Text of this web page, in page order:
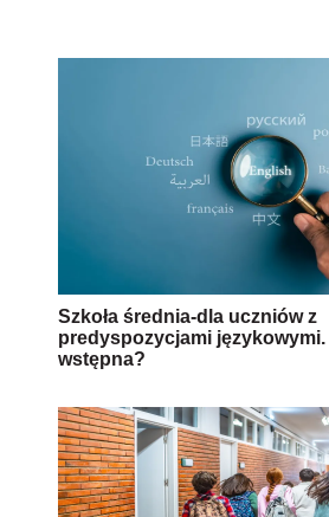
Szkoła średnia-dla uczniów z
predyspozycjami
wstępna?